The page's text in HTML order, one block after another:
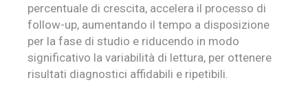
percentuale di crescita, accelera il processo di
follow-up, aumentando il tempo a disposizione
per la fase di studio e riducendo in modo
significativo la variabilità di lettura, per ottenere
risultati diagnostici affidabili e ripetibili.